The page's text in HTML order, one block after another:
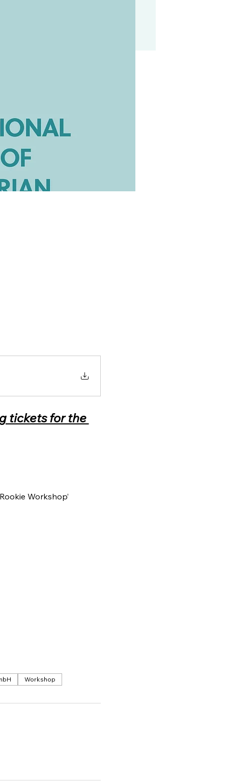
tickets for the
Workshop’
Workshop